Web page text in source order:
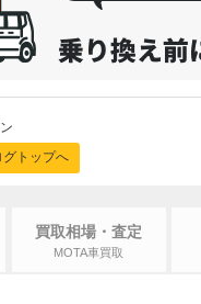
トップへ
買取相場・査定
MOTA車買取